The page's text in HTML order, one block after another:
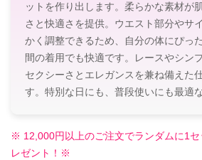
ットを作り出します。柔らかな素材が
さと快適さを提供。ウエスト部分やサ
かく調整できるため、自分の体にぴっ
間の着用でも快適です。レースやシン
セクシーさとエレガンスを兼ね備えた
す。特別な日にも、普段使いにも最適
※ 12,000円以上のご注文でランダムに1
レゼント！※